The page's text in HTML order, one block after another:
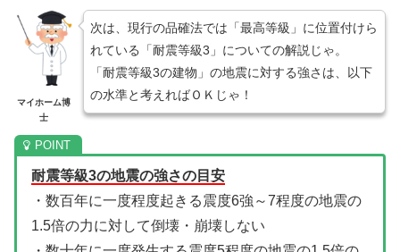
マイホーム博
士
次は、現行の品確法では「最高等級」に位置付けら
れている「耐震等級3」についての解説じゃ。
「耐震等級3の建物」の地震に対する強さは、以下
の水準と考えればＯＫじゃ！
耐震等級3の地震の強さの目安
・数百年に一度程度起きる震度6強～7程度の地震の
1.5倍の力に対して倒壊・崩壊しない